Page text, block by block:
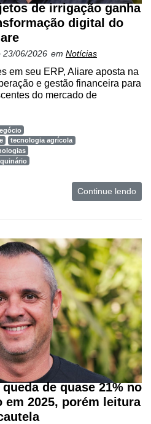
de irrigação ganha
digital do
23/06/2026 em Notícias
em seu ERP, Aliare aposta na
e gestão financeira para
do mercado de
tecnologia agrícola
Continue lendo
de quase 21% no
em 2025, porém leitura